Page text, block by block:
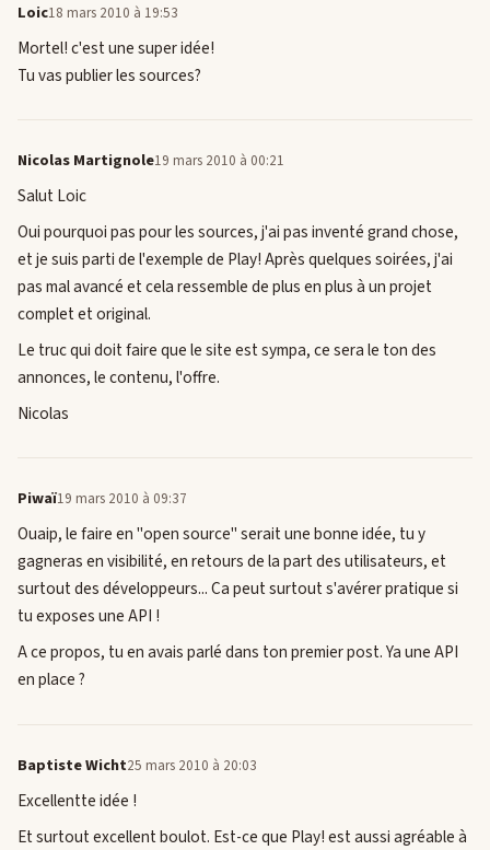
Loic18 mars 2010 à 19:53
Mortel! c'est une super idée!
Tu vas publier les sources?
Nicolas Martignole19 mars 2010 à 00:21
Salut Loic
Oui pourquoi pas pour les sources, j'ai pas inventé grand chose,
et je suis parti de l'exemple de Play! Après quelques soirées, j'ai
pas mal avancé et cela ressemble de plus en plus à un projet
complet et original.
Le truc qui doit faire que le site est sympa, ce sera le ton des
annonces, le contenu, l'offre.
Nicolas
Piwaï19 mars 2010 à 09:37
Ouaip, le faire en "open source" serait une bonne idée, tu y
gagneras en visibilité, en retours de la part des utilisateurs, et
surtout des développeurs... Ca peut surtout s'avérer pratique si
tu exposes une API !
A ce propos, tu en avais parlé dans ton premier post. Ya une API
en place ?
Baptiste Wicht25 mars 2010 à 20:03
Excellentte idée !
Et surtout excellent boulot. Est-ce que Play! est aussi agréable à